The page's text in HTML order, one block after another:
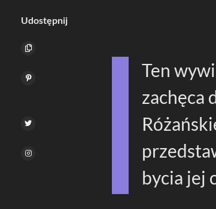
Udostępnij
Ten
zachęca
bycia jej